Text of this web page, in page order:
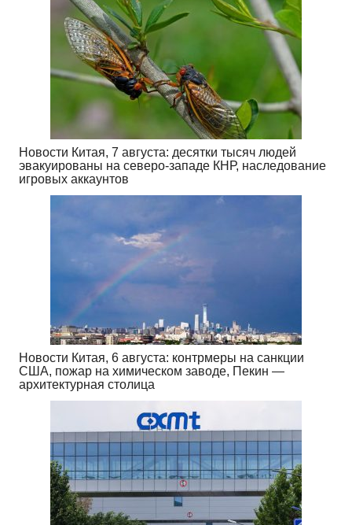
Новости Китая, 7 августа: десятки тысяч людей
эвакуированы на северо-западе КНР, наследование
игровых аккаунтов
Новости Китая, 6 августа: контрмеры на санкции
США, пожар на химическом заводе, Пекин —
архитектурная столица